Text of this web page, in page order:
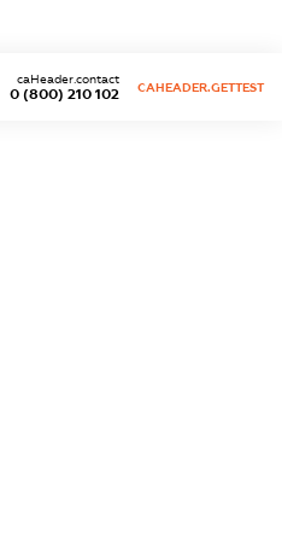
0 (800) 210 102
caHeader.contact
CAHEADER.GETTEST